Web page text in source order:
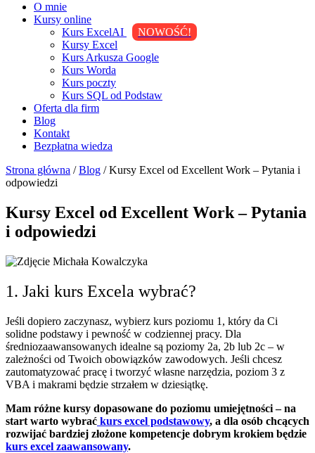
O mnie
Kursy online
Kurs ExcelAI
NOWOŚĆ!
Kursy Excel
Kurs Arkusza Google
Kurs Worda
Kurs poczty
Kurs SQL od Podstaw
Oferta dla firm
Blog
Kontakt
Bezpłatna wiedza
Strona główna /Blog /Kursy Excel od Excellent Work – Pytania i
odpowiedzi
Kursy Excel od Excellent Work – Pytania
i odpowiedzi
1. Jaki kurs Excela wybrać?
Jeśli dopiero zaczynasz, wybierz kurs poziomu 1, który da Ci
solidne podstawy i pewność w codziennej pracy. Dla
średniozaawansowanych idealne są poziomy 2a, 2b lub 2c – w
zależności od Twoich obowiązków zawodowych. Jeśli chcesz
zautomatyzować pracę i tworzyć własne narzędzia, poziom 3 z
VBA i makrami będzie strzałem w dziesiątkę.
Mam różne kursy dopasowane do poziomu umiejętności – na
start warto wybrać kurs excel podstawowy, a dla osób chcących
rozwijać bardziej złożone kompetencje dobrym krokiem będzie
kurs excel zaawansowany.